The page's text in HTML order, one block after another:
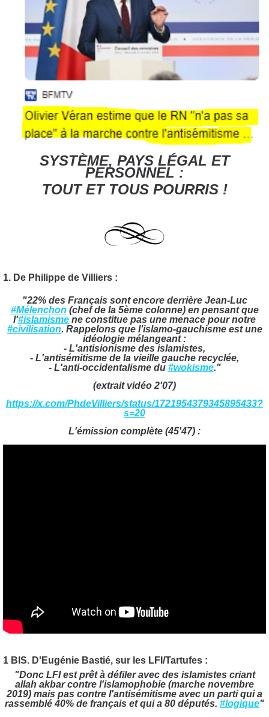
SYSTÈME, PAYS LÉGAL ET
PERSONNEL :
TOUT ET TOUS POURRIS !
1. De Philippe de Villiers :
"22% des Français sont encore derrière Jean-Luc
#Mélenchon (chef de la 5ème colonne) en pensant que
l'#islamisme ne constitue pas une menace pour notre
#civilisation. Rappelons que l’islamo-gauchisme est une
idéologie mélangeant :
- L'antisionisme des islamistes,
- L'antisémitisme de la vieille gauche recyclée,
- L'anti-occidentalisme du #wokisme."
(extrait vidéo 2'07)
https://x.com/PhdeVilliers/status/1721954379345895433?
s=20
L'émission complète (45'47) :
1 BIS. D'Eugénie Bastié, sur les LFI/Tartufes :
"Donc LFI est prêt à défiler avec des islamistes criant
allah akbar contre l'islamophobie (marche novembre
2019) mais pas contre l'antisémitisme avec un parti qui a
rassemblé 40% de français et qui a 80 députés. #logique"